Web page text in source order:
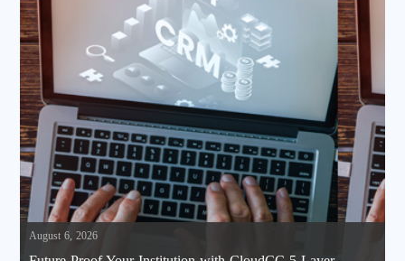
August 6, 2026